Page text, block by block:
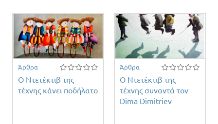
Άρθρα
Ο Ντετέκτιβ της
τέχνης κάνει ποδήλατο
Άρθρα
Ο Ντετέκτιβ της
τέχνης συναντά τον
Dima Dimitriev